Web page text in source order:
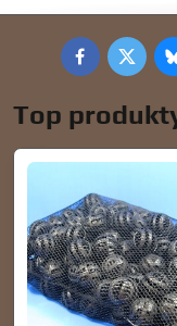
FacebookTwitter
Top